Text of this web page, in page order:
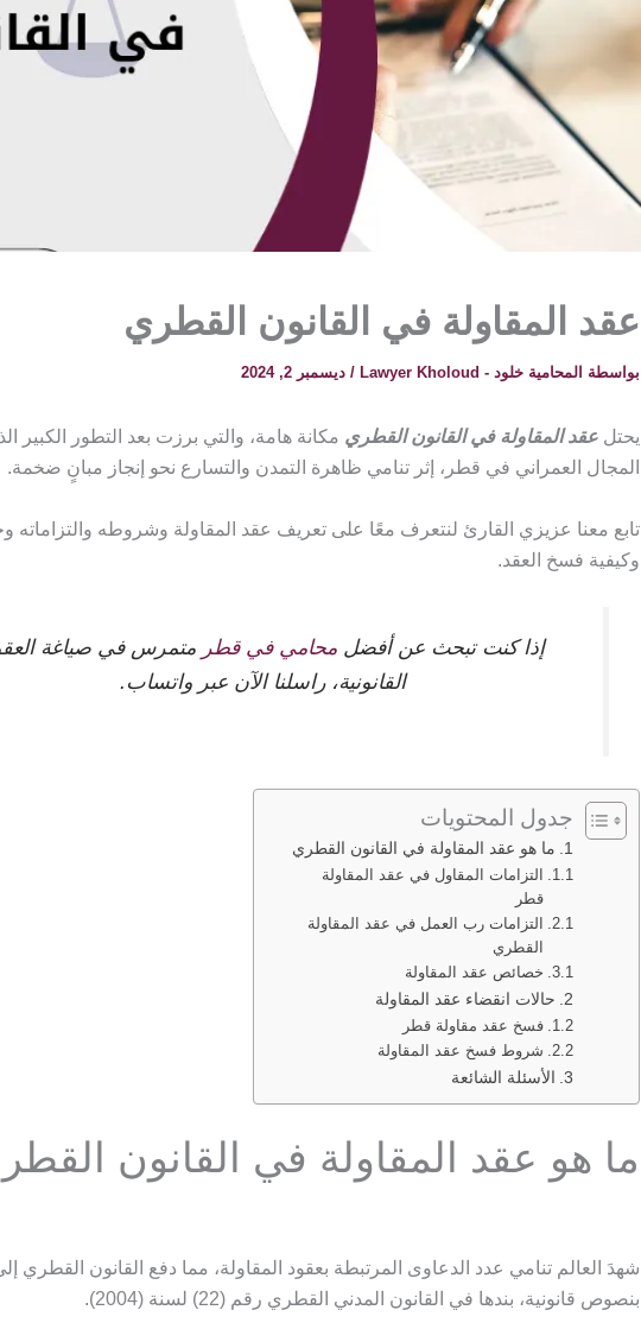
عقد المقاولة في القانون القطري
بواسطة المحامية خلود - Lawyer Kholoud / ديسمبر 2, 2024
يحتل عقد المقاولة في القانون القطري مكانة هامة، والتي برزت بعد التطور الكبير
المجال العمراني في قطر، إثر تنامي ظاهرة التمدن والتسارع نحو إنجاز مبانٍ ضخمة.
تابع معنا عزيزي القارئ لنتعرف معًا على تعريف عقد المقاولة وشروطه والتزاماته
وكيفية فسخ العقد.
إذا كنت تبحث عن أفضلمحامي في قطر متمرس في صياغة
القانونية، راسلنا الآن عبر واتساب.
جدول المحتويات
ما هو عقد المقاولة في القانون القطري
التزامات المقاول في عقد المقاولة
قطر
التزامات رب العمل في عقد المقاولة
القطري
خصائص عقد المقاولة
حالات انقضاء عقد المقاولة
فسخ عقد مقاولة قطر
شروط فسخ عقد المقاولة
الأسئلة الشائعة
ما هو عقد المقاولة في القانون
شهدَ العالم تنامي عدد الدعاوى المرتبطة بعقود المقاولة، مما دفع القانون القطري
بنصوص قانونية، بندها في القانون المدني القطري رقم (22) لسنة (2004).